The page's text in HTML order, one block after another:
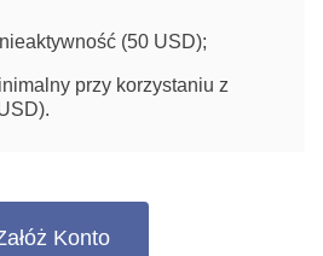
(50 USD);
przy korzystaniu z
Konto